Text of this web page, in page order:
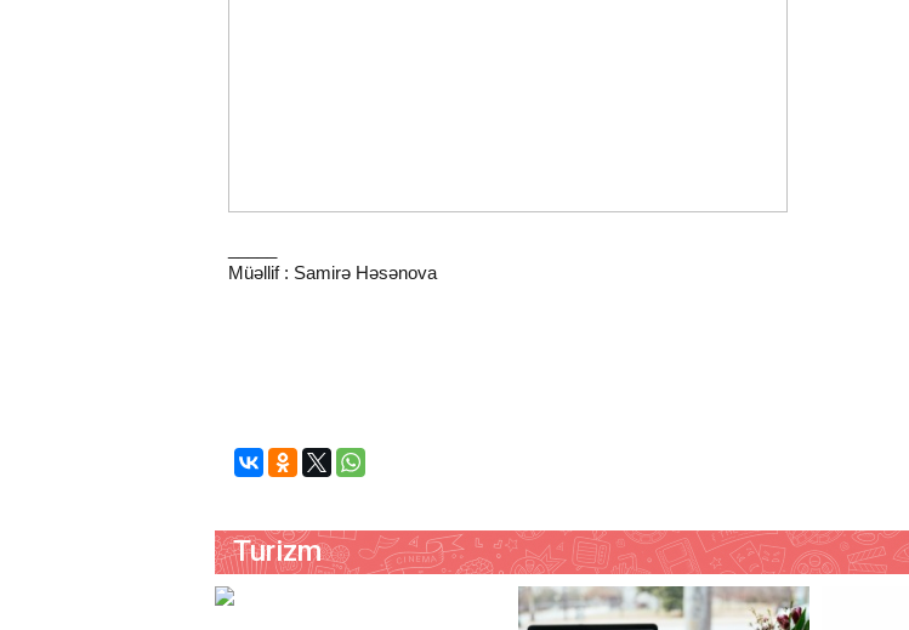
Müəllif : Samirə Həsənova
Turizm